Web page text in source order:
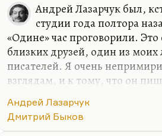
Андрей Лазарчук был,
студии года полтора
«Одине» час проговорили.
близких друзей, один из
писателей. Я очень
взглядам, и к тому, что он
но это не заставляет меня
потому что есть вещи,
Андрей Лазарчук
Дмитрий Быков